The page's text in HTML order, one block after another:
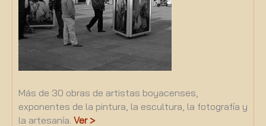
Más de 30 obras de artistas boyacenses,
exponentes de la pintura, la escultura, la fotografía y
la artesanía. Ver >